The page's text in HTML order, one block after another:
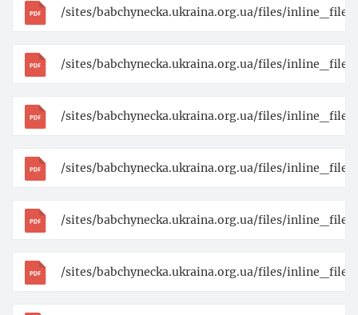
/sites/babchynecka.ukraina.org.ua/files/inline_files/
/sites/babchynecka.ukraina.org.ua/files/inline_files/
/sites/babchynecka.ukraina.org.ua/files/inline_files/
/sites/babchynecka.ukraina.org.ua/files/inline_files/
/sites/babchynecka.ukraina.org.ua/files/inline_files/
/sites/babchynecka.ukraina.org.ua/files/inline_files/